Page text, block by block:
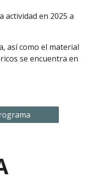
actividad en 2025 a
así como el material
se encuentra en